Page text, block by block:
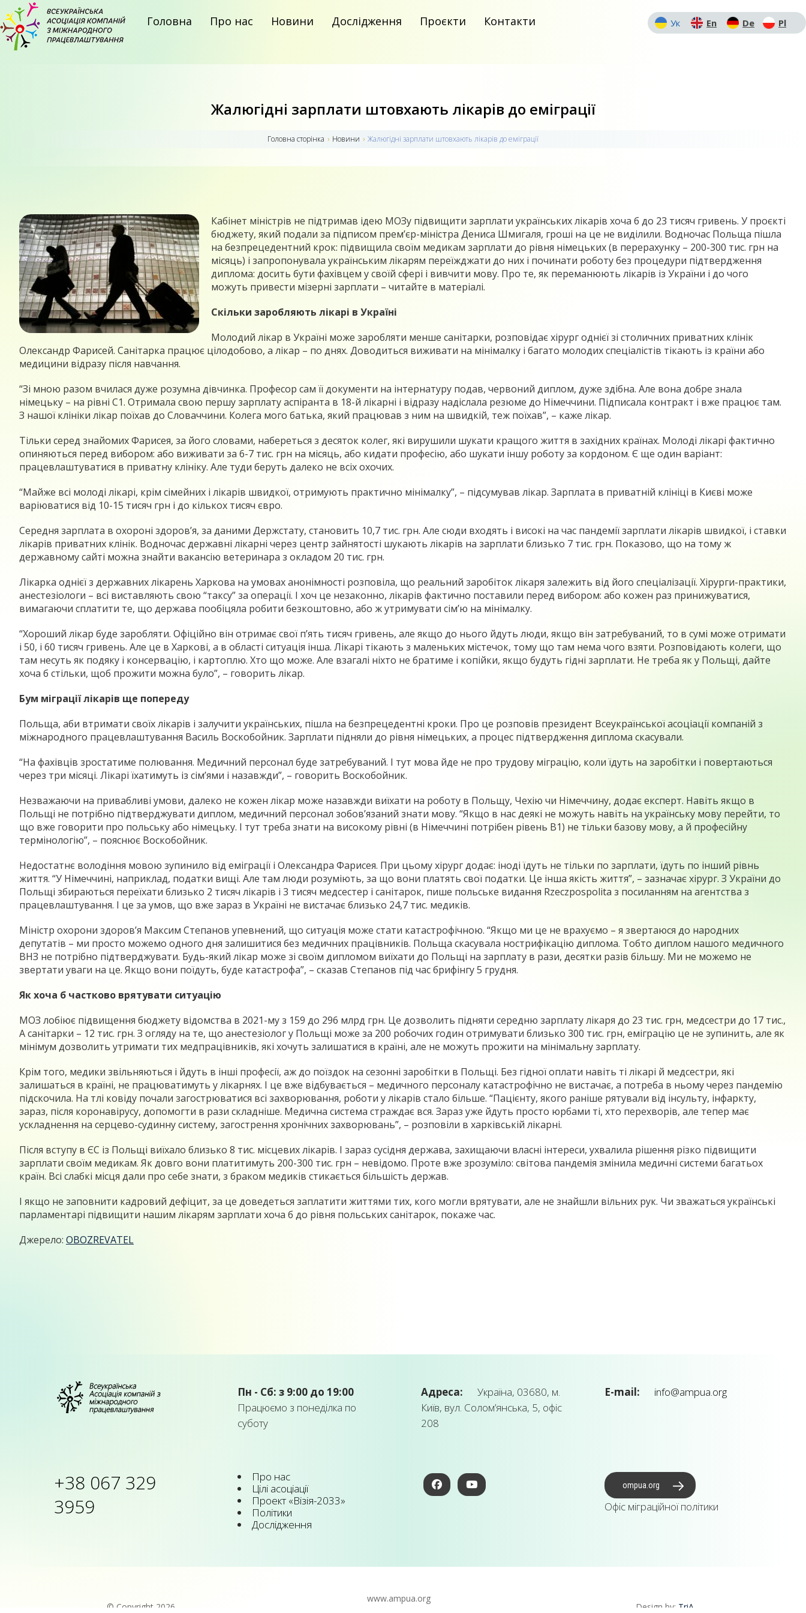
Головна Про нас Новини Дослідження Проєкти Контакти Ук En De Pl
Жалюгідні зарплати штовхають лікарів до еміграції
Головна сторiнка › Новини › Жалюгідні зарплати штовхають лікарів до еміграції
Кабінет міністрів не підтримав ідею МОЗу підвищити зарплати українських лікарів хоча б до 23 тисяч гривень. У проєкті
бюджету, який подали за підписом прем’єр-міністра Дениса Шмигаля, гроші на це не виділили. Водночас Польща пішла
на безпрецедентний крок: підвищила своїм медикам зарплати до рівня німецьких (в перерахунку – 200-300 тис. грн на
місяць) і запропонувала українським лікарям переїжджати до них і починати роботу без процедури підтвердження
диплома: досить бути фахівцем у своїй сфері і вивчити мову. Про те, як переманюють лікарів із України і до чого
можуть привести мізерні зарплати – читайте в матеріалі.
Скільки заробляють лікарі в Україні
Молодий лікар в Україні може заробляти менше санітарки, розповідає хірург однієї зі столичних приватних клінік
Олександр Фарисей. Санітарка працює цілодобово, а лікар – по днях. Доводиться виживати на мінімалку і багато молодих спеціалістів тікають із країни або
медицини відразу після навчання.
“Зі мною разом вчилася дуже розумна дівчинка. Професор сам її документи на інтернатуру подав, червоний диплом, дуже здібна. Але вона добре знала
німецьку – на рівні С1. Отримала свою першу зарплату аспіранта в 18-й лікарні і відразу надіслала резюме до Німеччини. Підписала контракт і вже працює там.
З нашої клініки лікар поїхав до Словаччини. Колега мого батька, який працював з ним на швидкій, теж поїхав”, – каже лікар.
Тільки серед знайомих Фарисея, за його словами, набереться з десяток колег, які вирушили шукати кращого життя в західних країнах. Молоді лікарі фактично
опиняються перед вибором: або виживати за 6-7 тис. грн на місяць, або кидати професію, або шукати іншу роботу за кордоном. Є ще один варіант:
працевлаштуватися в приватну клініку. Але туди беруть далеко не всіх охочих.
“Майже всі молоді лікарі, крім сімейних і лікарів швидкої, отримують практично мінімалку”, – підсумував лікар. Зарплата в приватній клініці в Києві може
варіюватися від 10-15 тисяч грн і до кількох тисяч євро.
Середня зарплата в охороні здоров’я, за даними Держстату, становить 10,7 тис. грн. Але сюди входять і високі на час пандемії зарплати лікарів швидкої, і ставки
лікарів приватних клінік. Водночас державні лікарні через центр зайнятості шукають лікарів на зарплати близько 7 тис. грн. Показово, що на тому ж
державному сайті можна знайти вакансію ветеринара з окладом 20 тис. грн.
Лікарка однієї з державних лікарень Харкова на умовах анонімності розповіла, що реальний заробіток лікаря залежить від його спеціалізації. Хірурги-практики,
анестезіологи – всі виставляють свою “таксу” за операції. І хоч це незаконно, лікарів фактично поставили перед вибором: або кожен раз принижуватися,
вимагаючи сплатити те, що держава пообіцяла робити безкоштовно, або ж утримувати сім’ю на мінімалку.
“Хороший лікар буде заробляти. Офіційно він отримає свої п’ять тисяч гривень, але якщо до нього йдуть люди, якщо він затребуваний, то в сумі може отримати
і 50, і 60 тисяч гривень. Але це в Харкові, а в області ситуація інша. Лікарі тікають з маленьких містечок, тому що там нема чого взяти. Розповідають колеги, що
там несуть як подяку і консервацію, і картоплю. Хто що може. Але взагалі ніхто не братиме і копійки, якщо будуть гідні зарплати. Не треба як у Польщі, дайте
хоча б стільки, щоб прожити можна було”, – говорить лікар.
Бум міграції лікарів ще попереду
Польща, аби втримати своїх лікарів і залучити українських, пішла на безпрецедентні кроки. Про це розповів президент Всеукраїнської асоціації компаній з
міжнародного працевлаштування Василь Воскобойник. Зарплати підняли до рівня німецьких, а процес підтвердження диплома скасували.
“На фахівців зростатиме полювання. Медичний персонал буде затребуваний. І тут мова йде не про трудову міграцію, коли їдуть на заробітки і повертаються
через три місяці. Лікарі їхатимуть із сім’ями і назавжди”, – говорить Воскобойник.
Незважаючи на привабливі умови, далеко не кожен лікар може назавжди виїхати на роботу в Польщу, Чехію чи Німеччину, додає експерт. Навіть якщо в
Польщі не потрібно підтверджувати диплом, медичний персонал зобов’язаний знати мову. “Якщо в нас деякі не можуть навіть на українську мову перейти, то
що вже говорити про польську або німецьку. І тут треба знати на високому рівні (в Німеччині потрібен рівень B1) не тільки базову мову, а й професійну
термінологію”, – пояснює Воскобойник.
Недостатнє володіння мовою зупинило від еміграції і Олександра Фарисея. При цьому хірург додає: іноді їдуть не тільки по зарплати, їдуть по інший рівнь
життя. “У Німеччині, наприклад, податки вищі. Але там люди розуміють, за що вони платять свої податки. Це інша якість життя”, – зазначає хірург. З України до
Польщі збираються переїхати близько 2 тисяч лікарів і 3 тисяч медсестер і санітарок, пише польське видання Rzeczpospolita з посиланням на агентства з
працевлаштування. І це за умов, що вже зараз в Україні не вистачає близько 24,7 тис. медиків.
Міністр охорони здоров’я Максим Степанов упевнений, що ситуація може стати катастрофічною. “Якщо ми це не врахуємо – я звертаюся до народних
депутатів – ми просто можемо одного дня залишитися без медичних працівників. Польща скасувала нострифікацію диплома. Тобто диплом нашого медичного
ВНЗ не потрібно підтверджувати. Будь-який лікар може зі своїм дипломом виїхати до Польщі на зарплату в рази, десятки разів більшу. Ми не можемо не
звертати уваги на це. Якщо вони поїдуть, буде катастрофа”, – сказав Степанов під час брифінгу 5 грудня.
Як хоча б частково врятувати ситуацію
МОЗ лобіює підвищення бюджету відомства в 2021-му з 159 до 296 млрд грн. Це дозволить підняти середню зарплату лікаря до 23 тис. грн, медсестри до 17 тис.,
А санітарки – 12 тис. грн. З огляду на те, що анестезіолог у Польщі може за 200 робочих годин отримувати близько 300 тис. грн, еміграцію це не зупинить, але як
мінімум дозволить утримати тих медпрацівників, які хочуть залишатися в країні, але не можуть прожити на мінімальну зарплату.
Крім того, медики звільняються і йдуть в інші професії, аж до поїздок на сезонні заробітки в Польщі. Без гідної оплати навіть ті лікарі й медсестри, які
залишаться в країні, не працюватимуть у лікарнях. І це вже відбувається – медичного персоналу катастрофічно не вистачає, а потреба в ньому через пандемію
підскочила. На тлі ковіду почали загострюватися всі захворювання, роботи у лікарів стало більше. “Пацієнту, якого раніше рятували від інсульту, інфаркту,
зараз, після коронавірусу, допомогти в рази складніше. Медична система страждає вся. Зараз уже йдуть просто юрбами ті, хто перехворів, але тепер має
ускладнення на серцево-судинну систему, загострення хронічних захворювань”, – розповіли в харківській лікарні.
Після вступу в ЄС із Польщі виїхало близько 8 тис. місцевих лікарів. І зараз сусідня держава, захищаючи власні інтереси, ухвалила рішення різко підвищити
зарплати своїм медикам. Як довго вони платитимуть 200-300 тис. грн – невідомо. Проте вже зрозуміло: світова пандемія змінила медичні системи багатьох
країн. Всі слабкі місця дали про себе знати, з браком медиків стикається більшість держав.
І якщо не заповнити кадровий дефіцит, за це доведеться заплатити життями тих, кого могли врятувати, але не знайшли вільних рук. Чи зважаться українські
парламентарі підвищити нашим лікарям зарплати хоча б до рівня польських санітарок, покаже час.
Джерело: OBOZREVATEL
Пн - Сб: з 9:00 до 19:00
Працюємо з понеділка по
суботу
Адреса:
Україна, 03680, м.
Київ, вул. Солом’янська, 5, офіс
208
E-mail: info@ampua.org
+38 067 329
3959
Про нас
Цілі асоціації
Проект «Візія-2033»
Політики
Дослідження
ompua.org
Офіс міграційної політики
© Copyright 2026
www.ampua.org
Design by: TriA